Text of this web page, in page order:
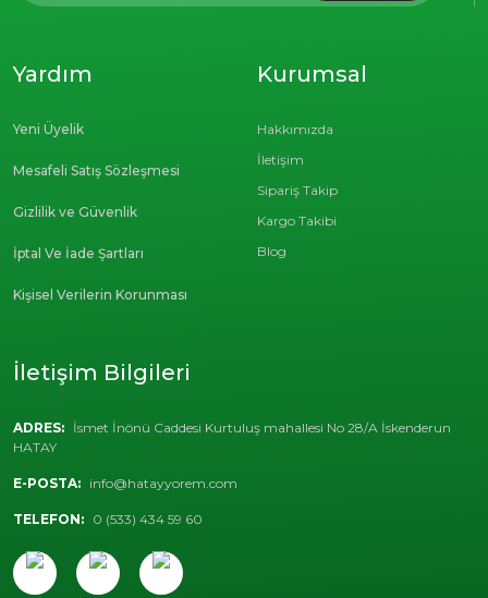
Kurumsal
Hakkımızda
İletişim
Sipariş Takip
Kargo Takibi
Blog
Yardım
Yeni Üyelik
Mesafeli Satış Sözleşmesi
Gizlilik ve Güvenlik
İptal Ve İade Şartları
Kişisel Verilerin Korunması
İletişim Bilgileri
ADRES: İsmet İnönü Caddesi Kurtuluş mahallesi No 28/A İskenderun
HATAY
E-POSTA: info@hatayyorem.com
TELEFON: 0 (533) 434 59 60